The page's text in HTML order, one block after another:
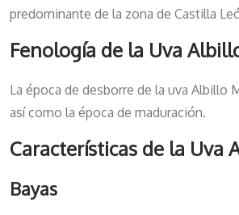
predominante de la zona de Castilla
Fenología de la Uva
La época de desborre de la uva Albillo
así como la época de maduración.
Características de la Uva
Bayas